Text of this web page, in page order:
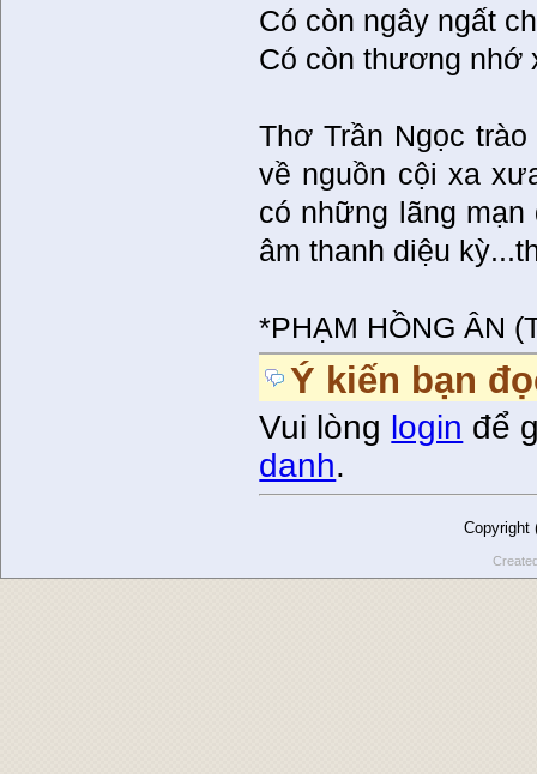
Có còn ngây ngất
Có còn thương nhớ
Thơ Trần Ngọc
về nguồn cội xa
có những lãng mạn
âm thanh diệu
*PHẠM HỒNG ÂN
Ý kiến bạn
Vui lòng login để
danh.
Copyright